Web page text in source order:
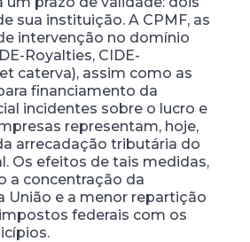
sua instituição. A CPMF, as
intervenção no domínio
Royalties, CIDE-
caterva), assim como as
financiamento da
incidentes sobre o lucro e
representam, hoje,
arrecadação tributária do
Os efeitos de tais medidas,
a concentração da
União e a menor repartição
federais com os